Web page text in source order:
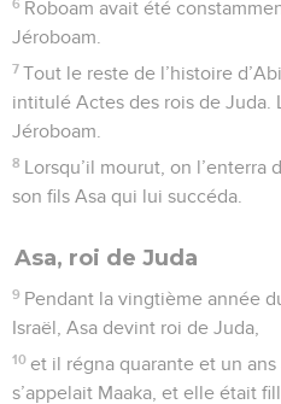
6 Roboam avait été
Jéroboam.
7 Tout le reste de l’histoire
intitulé Actes des rois de Juda.
Jéroboam.
8 Lorsqu’il mourut, on l’enterra
son fils Asa qui lui succéda.
Asa, roi de Juda
9 Pendant la vingtième année
Israël, Asa devint roi de Juda,
10 et il régna quarante et un
s’appelait Maaka, et elle était